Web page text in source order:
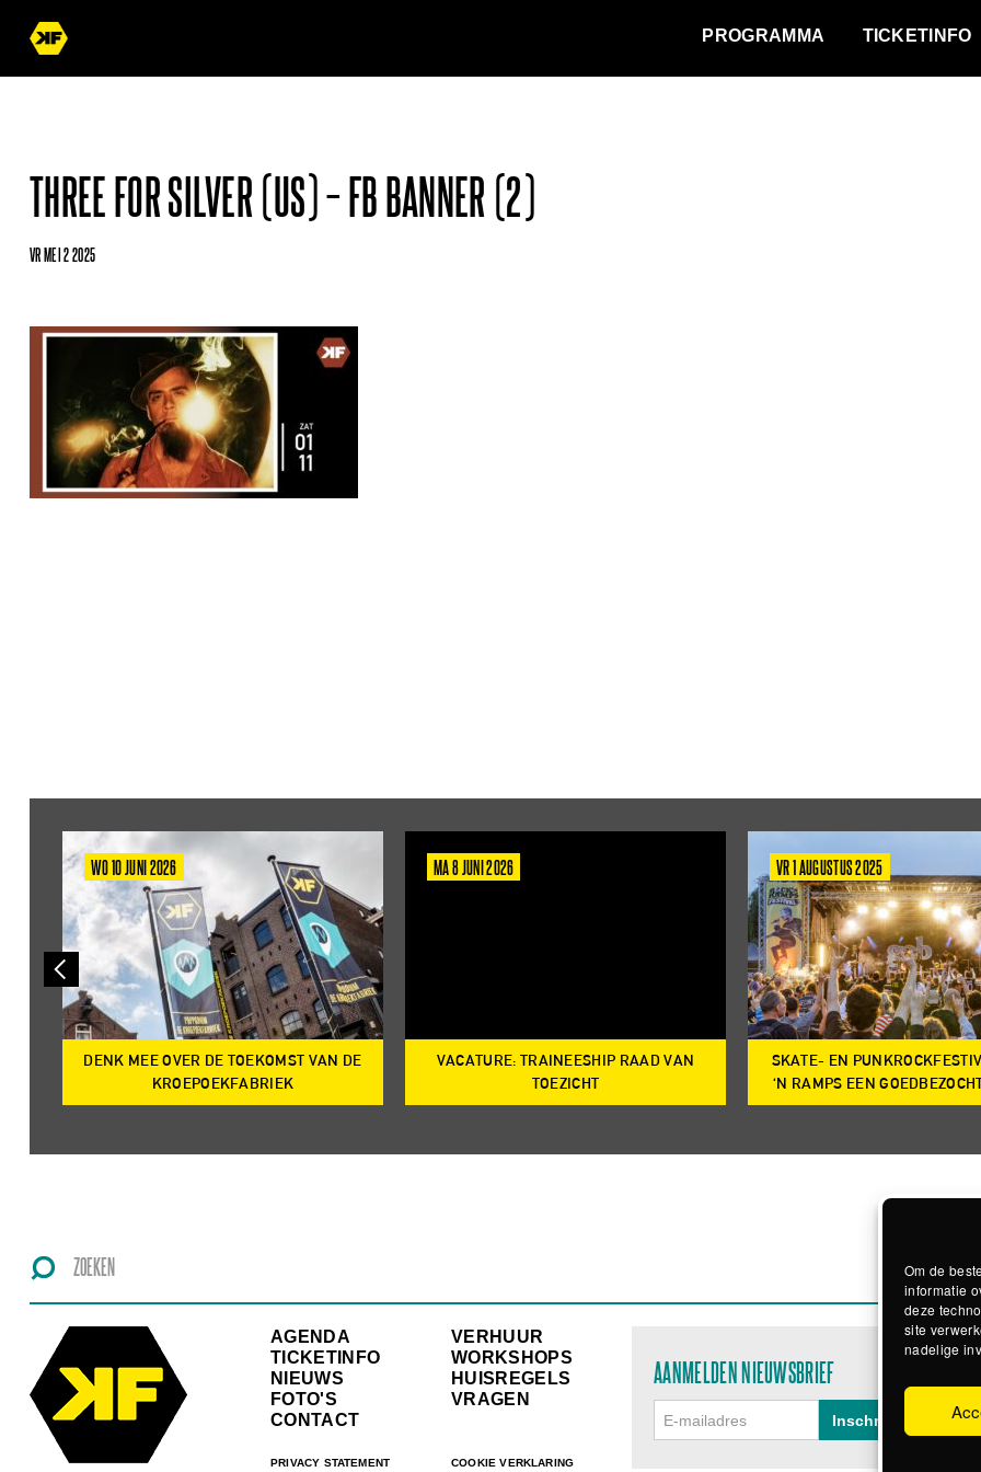
Om de
informatie
deze
site
nadelige
PROGRAMMA TICKETINFO
THREE FOR SILVER (US) – FB BANNER (2)
VR MEI 2 2025
WO 10 JUNI 2026
DENK MEE OVER DE TOEKOMST VAN DE
KROEPOEKFABRIEK
MA 8 JUNI 2026
VACATURE: TRAINEESHIP RAAD VAN
TOEZICHT
VR 1 AUGUSTUS 2025
SKATE- EN
‘N RAMPS EEN
AGENDA
TICKETINFO
NIEUWS
FOTO'S
CONTACT
PRIVACY STATEMENT
VERHUUR
WORKSHOPS
HUISREGELS
VRAGEN
COOKIE VERKLARING
AANMELDEN NIEUWSBRIEF